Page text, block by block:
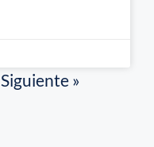
Siguiente »